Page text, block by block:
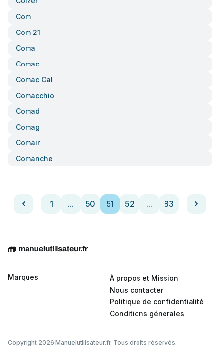
Com
Com 21
Coma
Comac
Comac Cal
Comacchio
Comad
Comag
Comair
Comanche
1 ... 50 51 52 ... 83
Marques
À propos et Mission
Nous contacter
Politique de confidentialité
Conditions générales
Copyright 2026 Manuelutilisateur.fr. Tous droits réservés.